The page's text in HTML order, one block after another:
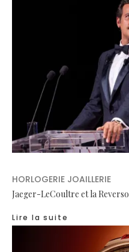
HORLOGERIE JOAILLERIE
Jaeger-LeCoultre et la
Lire la suite